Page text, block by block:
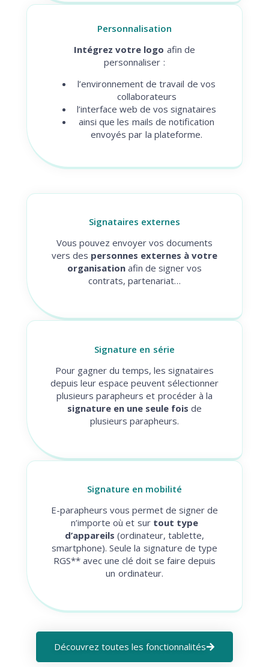
Personnalisation
Intégrez votre logo afin de
personnaliser :
l’environnement de travail de vos
collaborateurs
l’interface web de vos signataires
ainsi que les mails de notification
envoyés par la plateforme.
Signataires externes
Vous pouvez envoyer vos documents
vers des personnes externes à votre
organisationafin de signer vos
contrats, partenariat…
Signature en série
Pour gagner du temps, les signataires
depuis leur espace peuvent sélectionner
plusieurs parapheurs et procéder à la
signature en une seule fois de
plusieurs parapheurs.
Signature en mobilité
E-parapheurs vous permet de signer de
n’importe où et sur tout type
d’appareils (ordinateur, tablette,
smartphone). Seule la signature de type
RGS** avec une clé doit se faire depuis
un ordinateur.
Découvrez toutes les fonctionnalités